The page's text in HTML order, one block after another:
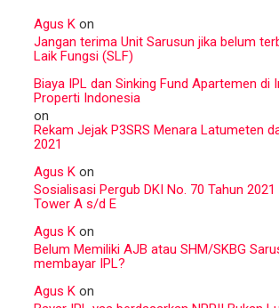
Agus K on
Jangan terima Unit Sarusun jika belum
Laik Fungsi (SLF)
Biaya IPL dan Sinking Fund Apartemen di
Properti Indonesia
on
Rekam Jejak P3SRS Menara Latumeten
2021
Agus K on
Sosialisasi Pergub DKI No. 70 Tahun
Tower A s/d E
Agus K on
Belum Memiliki AJB atau SHM/SKBG
membayar IPL?
Agus K on